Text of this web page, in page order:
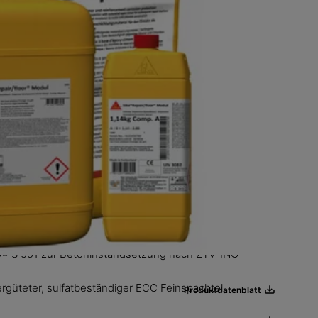
Produktdatenblatt
S 551 zur Betoninstandsetzung nach ZTV-ING
Produktdatenblatt
sulfatbeständiger ECC Feinspachtel